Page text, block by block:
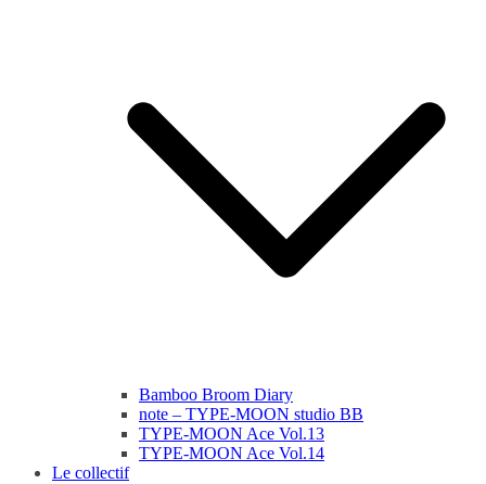
Bamboo Broom Diary
note – TYPE-MOON studio BB
TYPE-MOON Ace Vol.13
TYPE-MOON Ace Vol.14
Le collectif